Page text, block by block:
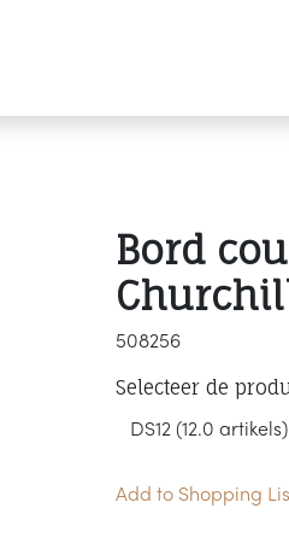
Bord
508256
Selecteer de
Add to Shopping